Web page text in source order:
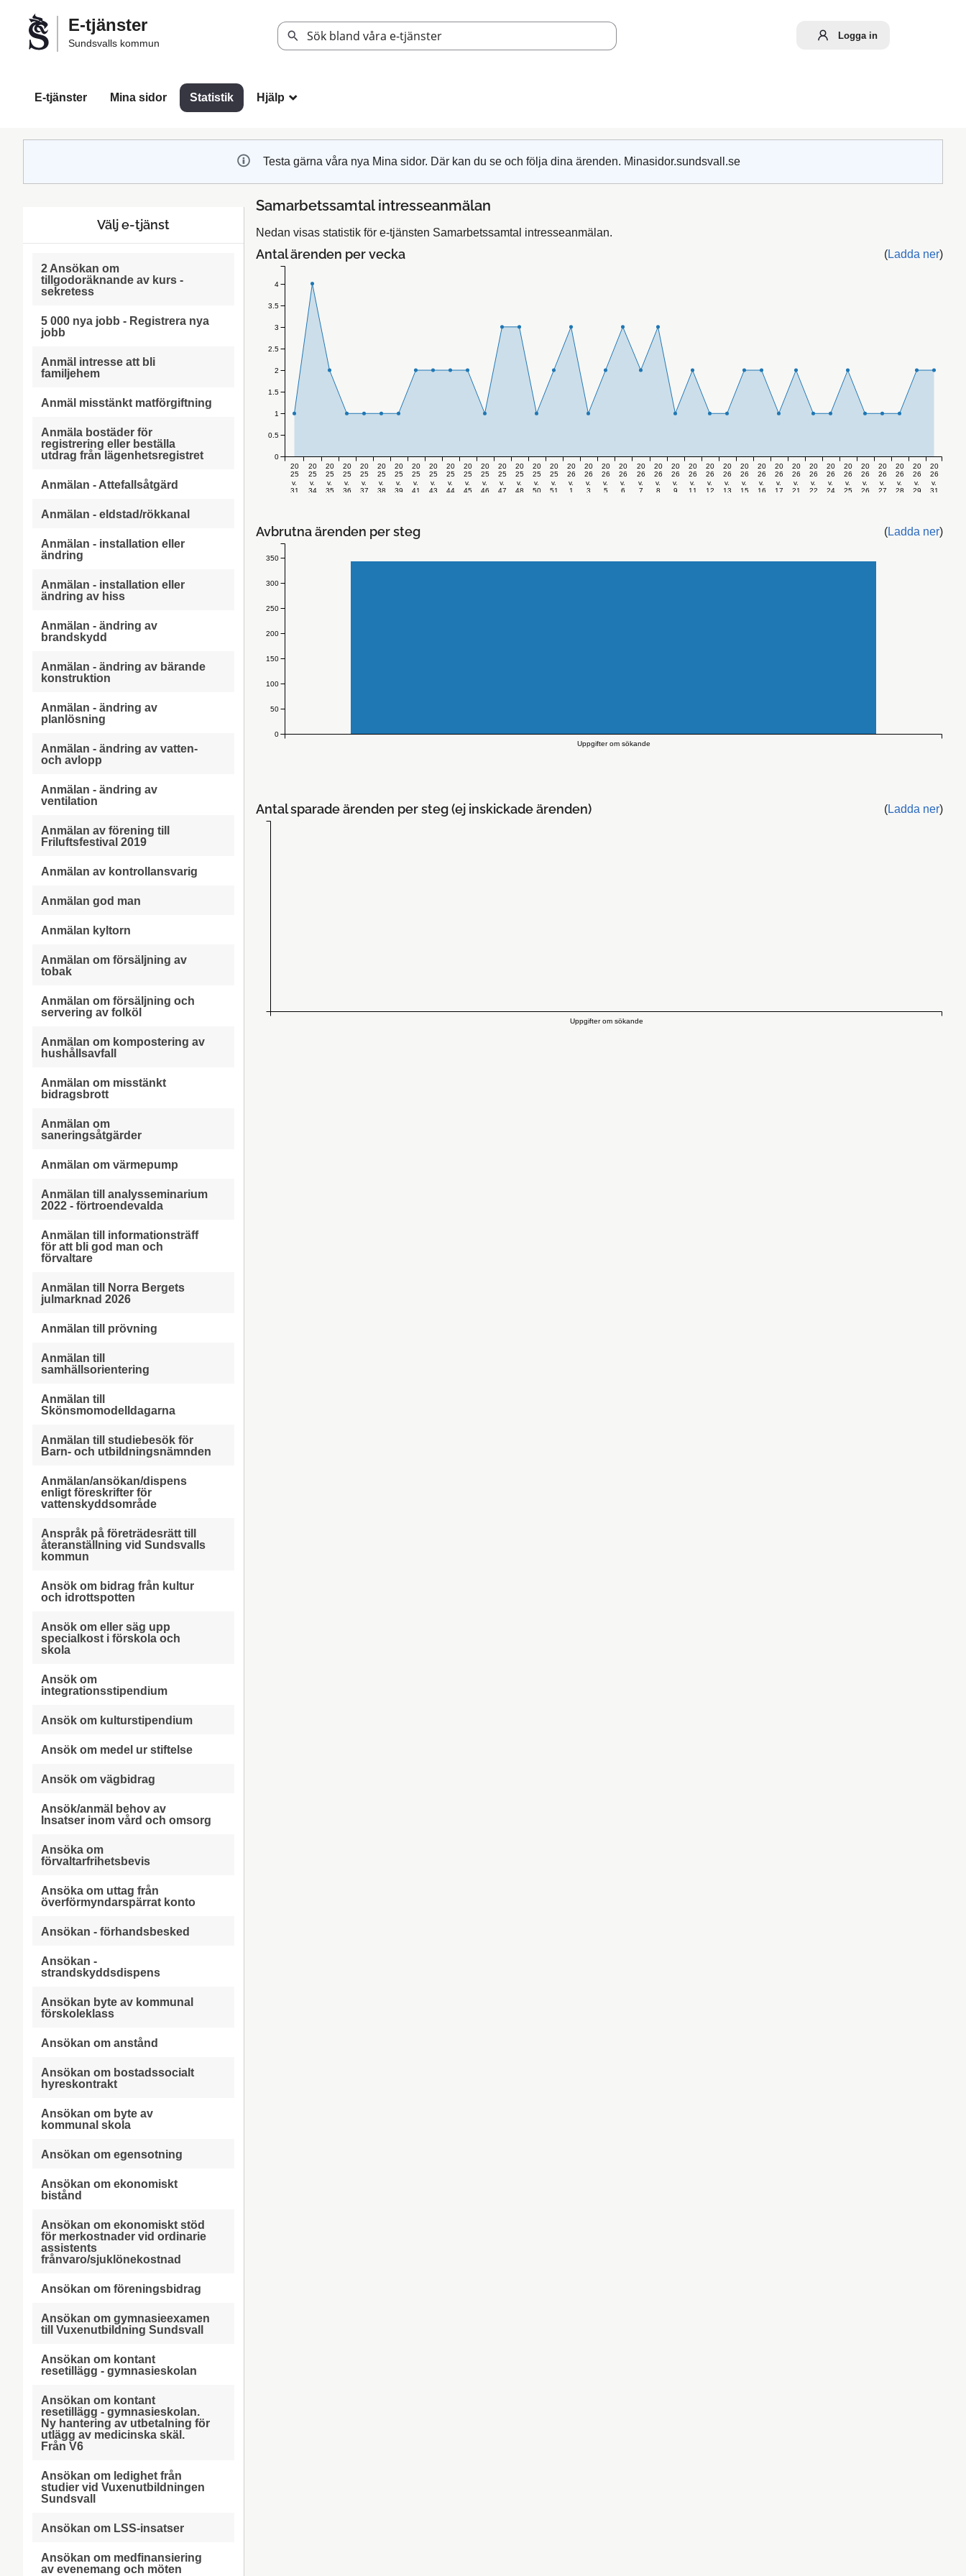
Välkommen
Sundsvalls
E-tjänster
Sundsvalls kommun
Logga in
E-tjänster Mina sidor Statistik Hjälp _
Testa gärna våra nya Mina sidor. Där kan du se och följa dina ärenden. Minasidor.sundsvall.se
Välj e-tjänst
2 Ansökan om
tillgodoräknande av kurs -
sekretess
5 000 nya jobb - Registrera nya
jobb
Anmäl intresse att bli
familjehem
Anmäl misstänkt matförgiftning
Anmäla bostäder för
registrering eller beställa
utdrag från lägenhetsregistret
Anmälan - Attefallsåtgärd
Anmälan - eldstad/rökkanal
Anmälan - installation eller
ändring
Anmälan - installation eller
ändring av hiss
Anmälan - ändring av
brandskydd
Anmälan - ändring av bärande
konstruktion
Anmälan - ändring av
planlösning
Anmälan - ändring av vatten-
och avlopp
Anmälan - ändring av
ventilation
Anmälan av förening till
Friluftsfestival 2019
Anmälan av kontrollansvarig
Anmälan god man
Anmälan kyltorn
Anmälan om försäljning av
tobak
Anmälan om försäljning och
servering av folköl
Anmälan om kompostering av
hushållsavfall
Anmälan om misstänkt
bidragsbrott
Anmälan om
saneringsåtgärder
Anmälan om värmepump
Anmälan till analysseminarium
2022 - förtroendevalda
Anmälan till informationsträff
för att bli god man och
förvaltare
Anmälan till Norra Bergets
julmarknad 2026
Anmälan till prövning
Anmälan till
samhällsorientering
Anmälan till
Skönsmomodelldagarna
Anmälan till studiebesök för
Barn- och utbildningsnämnden
Anmälan/ansökan/dispens
enligt föreskrifter för
vattenskyddsområde
Anspråk på företrädesrätt till
återanställning vid Sundsvalls
kommun
Ansök om bidrag från kultur
och idrottspotten
Ansök om eller säg upp
specialkost i förskola och
skola
Ansök om
integrationsstipendium
Ansök om kulturstipendium
Ansök om medel ur stiftelse
Ansök om vägbidrag
Ansök/anmäl behov av
Insatser inom vård och omsorg
Ansöka om
förvaltarfrihetsbevis
Ansöka om uttag från
överförmyndarspärrat konto
Ansökan - förhandsbesked
Ansökan -
strandskyddsdispens
Ansökan byte av kommunal
förskoleklass
Ansökan om anstånd
Ansökan om bostadssocialt
hyreskontrakt
Ansökan om byte av
kommunal skola
Ansökan om egensotning
Ansökan om ekonomiskt
bistånd
Ansökan om ekonomiskt stöd
för merkostnader vid ordinarie
assistents
frånvaro/sjuklönekostnad
Ansökan om föreningsbidrag
Ansökan om gymnasieexamen
till Vuxenutbildning Sundsvall
Ansökan om kontant
resetillägg - gymnasieskolan
Ansökan om kontant
resetillägg - gymnasieskolan.
Ny hantering av utbetalning för
utlägg av medicinska skäl.
Från V6
Ansökan om ledighet från
studier vid Vuxenutbildningen
Sundsvall
Ansökan om LSS-insatser
Ansökan om medfinansiering
av evenemang och möten
Samarbetssamtal intresseanmälan
Nedan visas statistik för e-tjänsten Samarbetssamtal intresseanmälan.
Antal ärenden per vecka (Ladda ner)
20
25
v.
31
20
25
v.
34
20
25
v.
35
20
25
v.
36
20
25
v.
37
20
25
v.
38
20
25
v.
39
20
25
v.
41
20
25
v.
43
20
25
v.
44
20
25
v.
45
20
25
v.
46
20
25
v.
47
20
25
v.
48
20
25
v.
50
20
25
v.
51
20
26
v.
1
20
26
v.
3
20
26
v.
5
20
26
v.
6
20
26
v.
7
20
26
v.
8
20
26
v.
9
20
26
v.
11
20
26
v.
12
20
26
v.
13
20
26
v.
15
20
26
v.
16
20
26
v.
17
20
26
v.
21
20
26
v.
22
20
26
v.
24
20
26
v.
25
20
26
v.
26
20
26
v.
27
20
26
v.
28
20
26
v.
29
20
26
v.
31
0
0.5
1
1.5
2
2.5
3
3.5
4
Avbrutna ärenden per steg (Ladda ner)
Uppgifter om sökande
0
50
100
150
200
250
300
350
Antal sparade ärenden per steg (ej inskickade ärenden) (Ladda ner)
Uppgifter om sökande